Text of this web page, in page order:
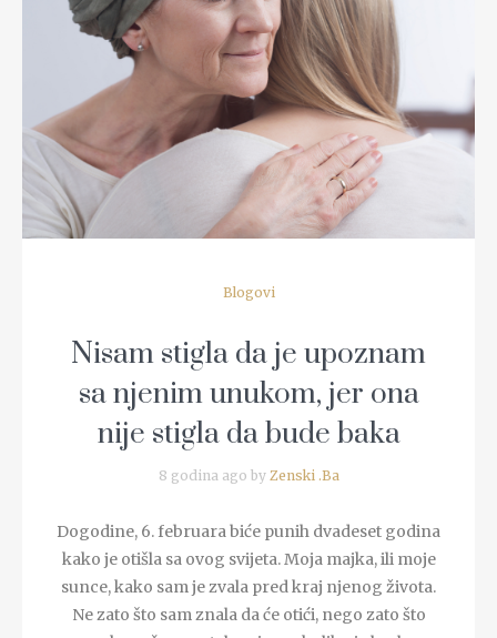
READ MORE
Blogovi
Nisam stigla da je upoznam
sa njenim unukom, jer ona
nije stigla da bude baka
8 godina ago by Zenski .Ba
Dogodine, 6. februara biće punih dvadeset godina
kako je otišla sa ovog svijeta. Moja majka, ili moje
sunce, kako sam je zvala pred kraj njenog života.
Ne zato što sam znala da će otići, nego zato što